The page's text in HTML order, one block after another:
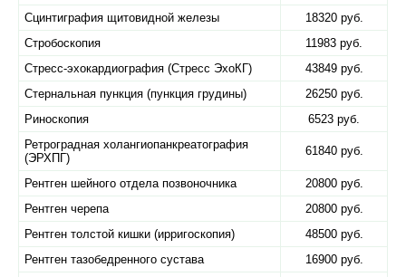
Сцинтиграфия щитовидной железы
18320 руб.
Стробоскопия
11983 руб.
Стресс-эхокардиография (Стресс ЭхоКГ)
43849 руб.
Стернальная пункция (пункция грудины)
26250 руб.
Риноскопия
6523 руб.
Ретроградная холангиопанкреатография
(ЭРХПГ)
61840 руб.
Рентген шейного отдела позвоночника
20800 руб.
Рентген черепа
20800 руб.
Рентген толстой кишки (ирригоскопия)
48500 руб.
Рентген тазобедренного сустава
16900 руб.